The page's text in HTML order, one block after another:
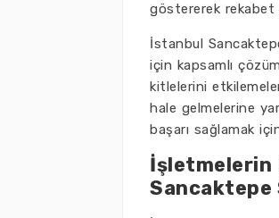
göstererek rekabet
İstanbul
için kapsamlı
kitlelerini
hale gelmelerine
başarı sağlamak
İşletmelerin
Sancaktepe